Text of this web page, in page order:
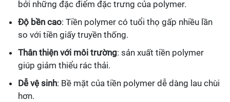
bởi những đặc điểm đặc trưng của polymer.
Độ bền cao: Tiền polymer có tuổi thọ gấp nhiều lần
so với tiền giấy truyền thống.
Thân thiện với môi trường: sản xuất tiền polymer
giúp giảm thiểu rác thải.
Dễ vệ sinh: Bề mặt của tiền polymer dễ dàng lau chùi
hơn.